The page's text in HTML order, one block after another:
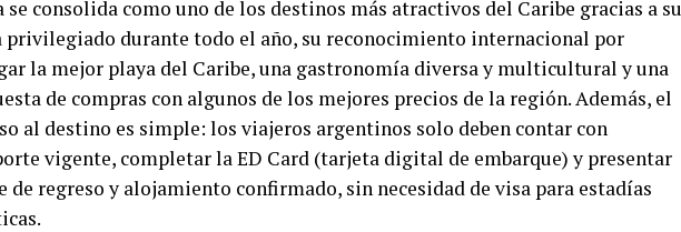
se consolida como uno de los destinos más atractivos del Caribe gracias a su
privilegiado durante todo el año, su reconocimiento internacional por
la mejor playa del Caribe, una gastronomía diversa y multicultural y una
de compras con algunos de los mejores precios de la región. Además, el
al destino es simple: los viajeros argentinos solo deben contar con
vigente, completar la ED Card (tarjeta digital de embarque) y presentar
de regreso y alojamiento confirmado, sin necesidad de visa para estadías